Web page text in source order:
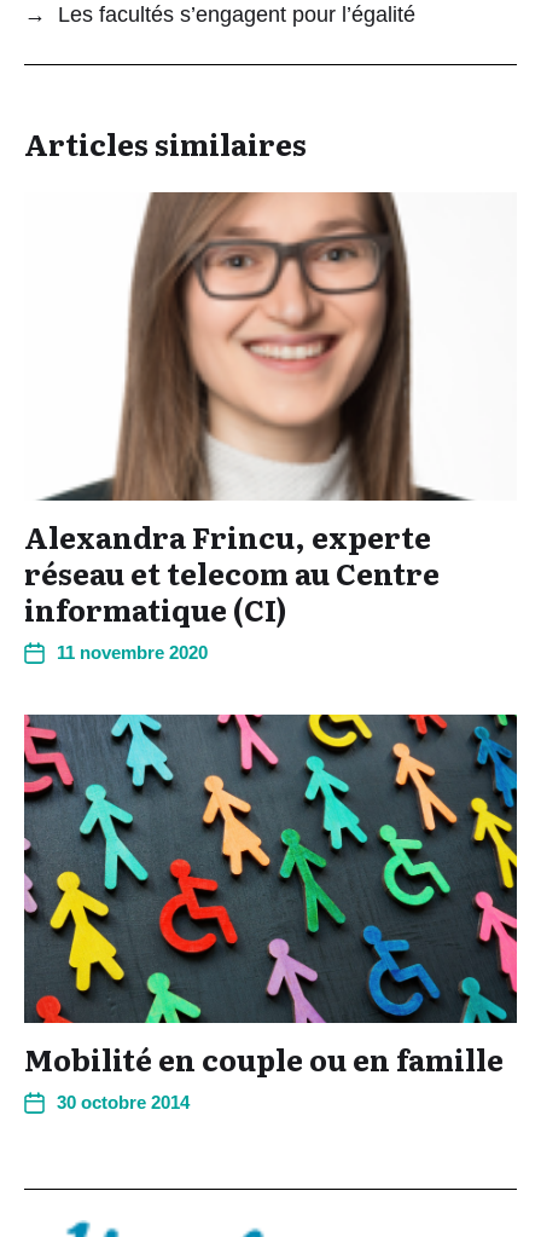
→
Les facultés s’engagent pour l’égalité
Articles similaires
Alexandra Frincu, experte
réseau et telecom au Centre
informatique (CI)
11 novembre 2020
Mobilité en couple ou en famille
30 octobre 2014